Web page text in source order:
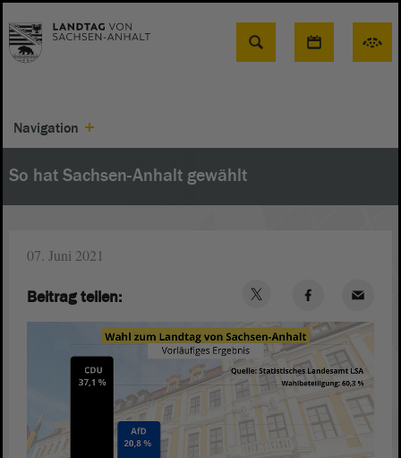
Suche
Navigation
So hat Sachsen-Anhalt gewählt
07. Juni 2021
Beitrag teilen: